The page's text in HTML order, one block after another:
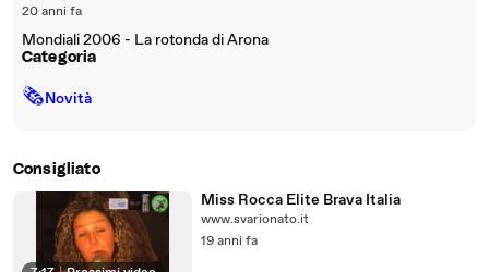
20 anni fa
Mondiali 2006 - La rotonda di Arona
Categoria
🗞Novità
Consigliato
Miss Rocca Elite Brava Italia
www.svarionato.it
19 anni fa